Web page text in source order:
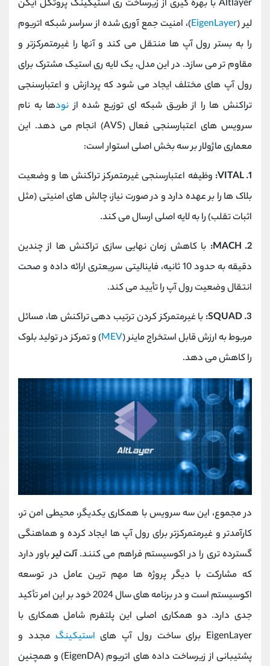
Altlayer با بهره‌ گیری از زیرساخت ری ‌استیکینگ پروتکل آیگن
‌لیر (EigenLayer)، امنیت جمع ‌آوری ‌شده از سراسر شبکه اتریوم
را به بستر رول ‌آپ ‌ها منتقل می‌ کند و آنها را غیرمتمرکزتر و
مقاوم ‌تر می ‌سازد. در این مدل، یک لایه ری‌ استیک مشترک برای
رول ‌آپ‌ های مختلف ایجاد می ‌شود که پردازش و اعتبارسنجی
تراکنش ‌ها را از طریق شبکه ‌ای توزیع‌ شده از نودها به نام
سرویس ‌های اعتبارسنجی فعال (AVS) انجام می‌ دهد. این
معماری ماژولار بر سه بخش اصلی استوار است:
1. VITAL:
وظیفه اعتبارسنجی غیرمتمرکز تراکنش‌ ها و وضعیت
بلاک‌ ها را بر عهده دارد و در صورت نیاز، چالش ‌های امنیتی (مثل
اثبات تقلب) را به لایه اصلی ارسال می ‌کند.
2. MACH:
با کاهش زمان نهایی ‌سازی تراکنش‌ ها از چندین
دقیقه به حدود 10 ثانیه، فاینالیتی سریعتری ارائه داده و صحت
انتقال وضعیت رول ‌آپ را تأیید می ‌کند.
3. SQUAD:
با غیرمتمرکز کردن ترتیب ‌دهی تراکنش ‌ها، مسائل
مربوط به ارزش قابل استخراج ماینر (MEV) و تمرکز در تولید بلوک
را کاهش می ‌دهد.
در مجموع، این سه سرویس با همکاری یکدیگر، محیطی امن ‌تر،
کارآمدتر و غیرمتمرکزتر برای رول ‌آپ ‌ها ایجاد کرده و هماهنگی
گسترده‌ تری را در اکوسیستم فراهم می کنند.آلت ‌لیرباور دارد
که مشارکت با دیگر پروژه‌ ها مهم‌ ترین عامل در توسعه
اکوسیستم است و در برنامه ‌های سال 2024 خود بر این امر تأکید
جدی دارد. دو همکاری اصلی این پلتفرم شامل همکاری با
EigenLayer برای ساخت رول ‌آپ ‌های
استیکینگ مجدد و
پشتیبانی از زیرساخت داده‌ های اتریوم (EigenDA) و همچنین